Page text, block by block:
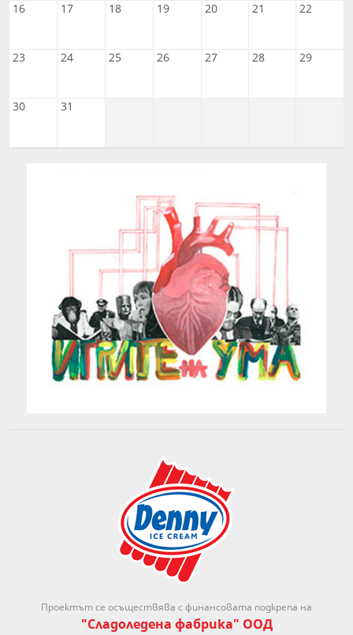
16 17 18 19 20 21 22
23 24 25 26 27 28 29
30 31
Проектът се осъществява с финансовата подкрепа на
"Сладоледена фабрика" ООД